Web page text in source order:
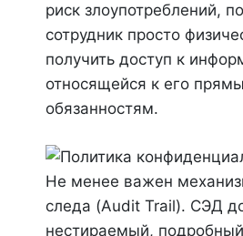
риск злоупотреблений,
сотрудник просто
получить доступ к
относящейся к его
обязанностям.
Не менее важен
следа (Audit Trail). СЭД
нестираемый,